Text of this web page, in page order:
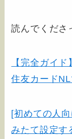
読んでくださ
【完全ガイ
住友カード
[初めての人
みたて設定す